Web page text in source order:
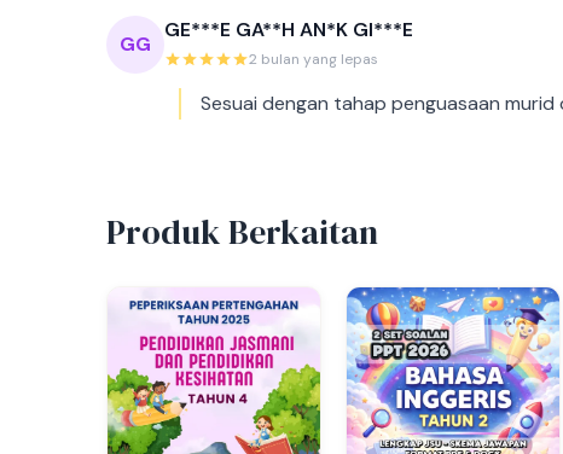
GG
GE***E GA**H AN*K GI***E
2 bulan yang lepas
Sesuai dengan tahap penguasaan
Produk Berkaitan